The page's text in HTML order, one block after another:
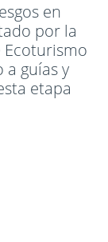
en
por la
Ecoturismo
a guías y
etapa